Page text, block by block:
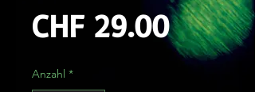
CHF 29.00Preis
Anzahl *